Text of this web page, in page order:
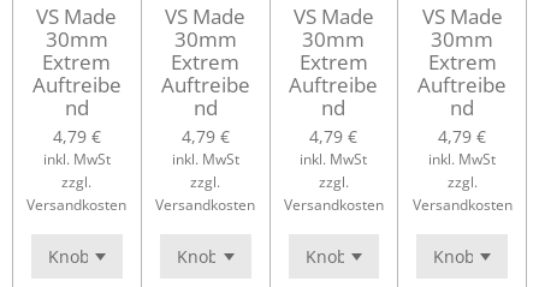
VS Made
30mm
Extrem
Auftreibe
nd
4,79 €
inkl. MwSt
zzgl.
Versandkosten
VS Made
30mm
Extrem
Auftreibe
nd
4,79 €
inkl. MwSt
zzgl.
Versandkosten
VS Made
30mm
Extrem
Auftreibe
nd
4,79 €
inkl. MwSt
zzgl.
Versandkosten
VS Made
30mm
Extrem
Auftreibe
nd
4,79 €
inkl. MwSt
zzgl.
Versandkosten